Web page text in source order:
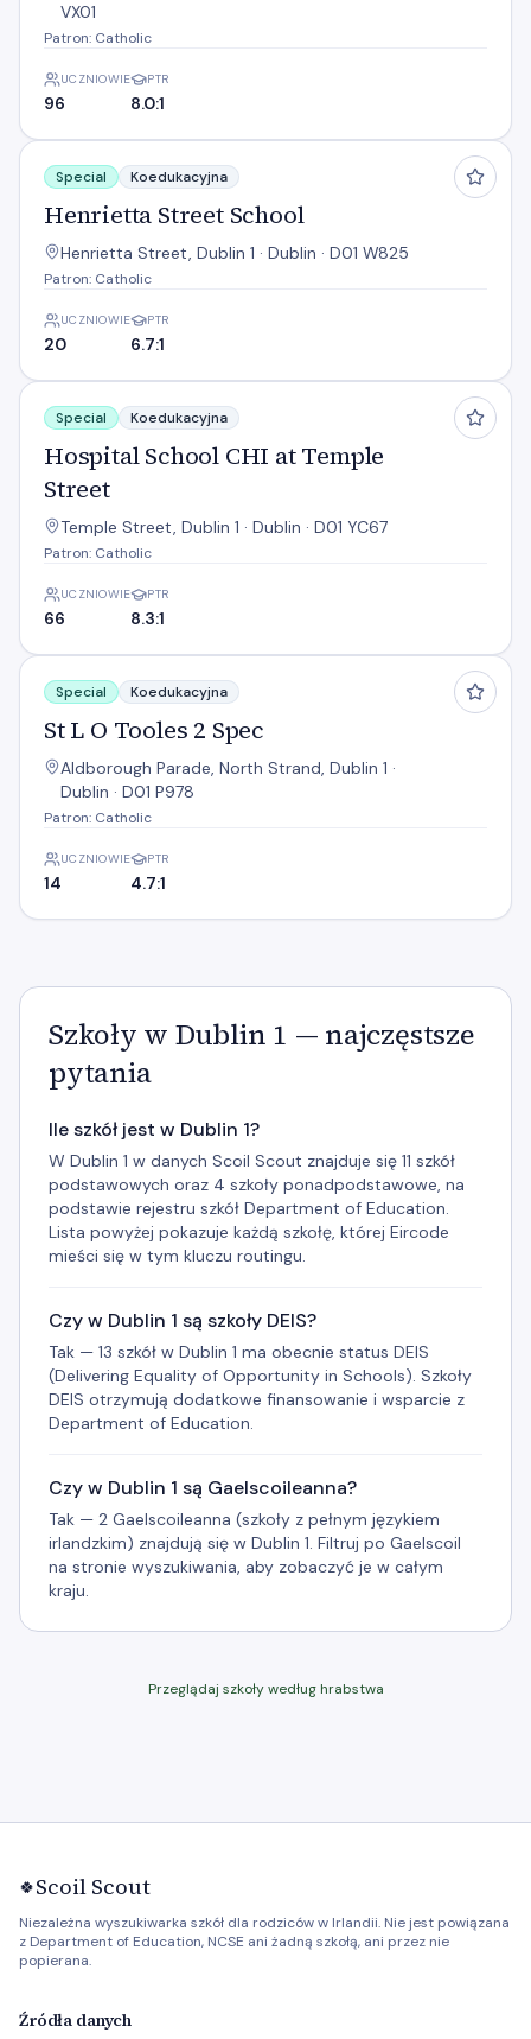
VX01
Patron: Catholic
UCZNIOWIE
96
PTR
8.0:1
Henrietta Street School
Special Koedukacyjna
Henrietta Street School
Henrietta Street, Dublin 1 · Dublin · D01 W825
Patron: Catholic
UCZNIOWIE
20
PTR
6.7:1
Hospital School CHI at Temple Street
Special Koedukacyjna
Hospital School CHI at Temple
Street
Temple Street, Dublin 1 · Dublin · D01 YC67
Patron: Catholic
UCZNIOWIE
66
PTR
8.3:1
St L O Tooles 2 Spec
Special Koedukacyjna
St L O Tooles 2 Spec
Aldborough Parade, North Strand, Dublin 1 ·
Dublin · D01 P978
Patron: Catholic
UCZNIOWIE
14
PTR
4.7:1
Szkoły w Dublin 1 — najczęstsze
pytania
Ile szkół jest w Dublin 1?
W Dublin 1 w danych Scoil Scout znajduje się 11 szkół
podstawowych oraz 4 szkoły ponadpodstawowe, na
podstawie rejestru szkół Department of Education.
Lista powyżej pokazuje każdą szkołę, której Eircode
mieści się w tym kluczu routingu.
Czy w Dublin 1 są szkoły DEIS?
Tak — 13 szkół w Dublin 1 ma obecnie status DEIS
(Delivering Equality of Opportunity in Schools). Szkoły
DEIS otrzymują dodatkowe finansowanie i wsparcie z
Department of Education.
Czy w Dublin 1 są Gaelscoileanna?
Tak — 2 Gaelscoileanna (szkoły z pełnym językiem
irlandzkim) znajdują się w Dublin 1. Filtruj po Gaelscoil
na stronie wyszukiwania, aby zobaczyć je w całym
kraju.
Przeglądaj szkoły według hrabstwa
🍀Scoil Scout
Niezależna wyszukiwarka szkół dla rodziców w Irlandii. Nie jest powiązana
z Department of Education, NCSE ani żadną szkołą, ani przez nie
popierana.
Źródła danych